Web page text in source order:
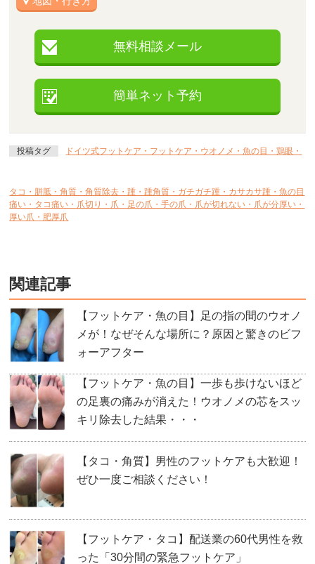
無料相談メール
簡単ネット予約
投稿タグ ドイツ式フットケア・フットケア・ウオノメ・魚の目・鶏眼・
タコ・胼胝・角質・角質除去・踵・踵角質・ガチガチ踵・カサカサ踵・魚の目
痛い・タコ痛い・爪切り・爪・足の爪・手の爪・爪が切れない・爪が分厚い・
厚い爪・肥厚爪
関連記事
【フットケア・魚の目】足の指の間のウオノ
メが！なぜそんな場所に？原因と驚きのビフ
ォーアフター
【フットケア・魚の目】一歩も歩けないほど
の足裏の痛みが消えた！ウオノメの芯をスッ
キリ除去した結果・・・
【タコ・角質】男性のフットケアも大歓迎！
ぜひ一度ご相談ください！
【フットケア・タコ】配送業の60代男性を救
った「30分間の緊急フットケア」